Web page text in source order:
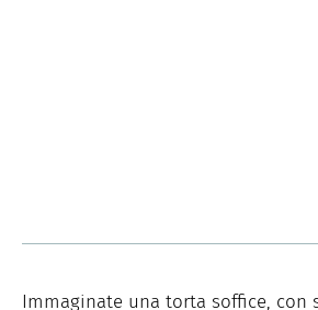
Immaginate una torta soffice, con